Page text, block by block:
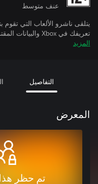
عنف متوسط
يتلقى ناشرو الألعاب التي
تعريفك في Xbox والبيانات المقترنة بينما تمارس الألعاب.
المزيد
التفاصيل
المعرض
تم حظر